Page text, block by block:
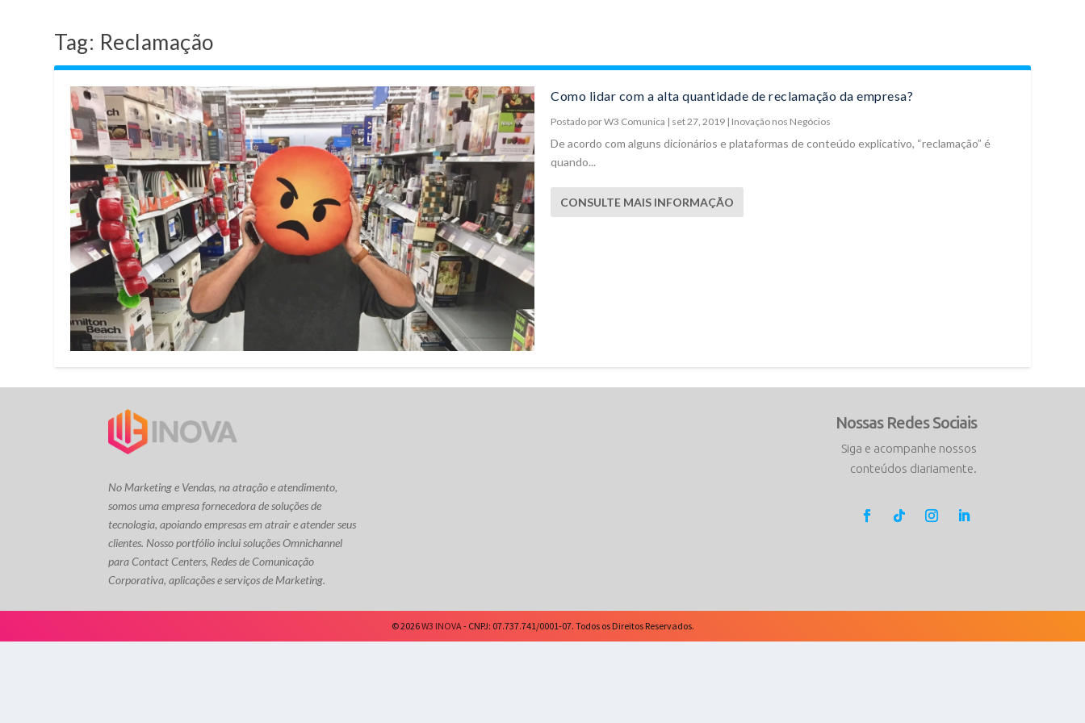
Tag: Reclamação
Como lidar com a alta quantidade de reclamação da empresa?
Postado porW3 Comunica | set 27, 2019 | Inovação nos Negócios
De acordo com alguns dicionários e plataformas de conteúdo explicativo, “reclamação” é
quando...
CONSULTE MAIS INFORMAÇÃO
No Marketing e Vendas, na atração e atendimento,
somos uma empresa fornecedora de soluções de
tecnologia, apoiando empresas em atrair e atender seus
clientes. Nosso portfólio inclui soluções Omnichannel
para Contact Centers, Redes de Comunicação
Corporativa, aplicações e serviços de Marketing.
Nossas Redes Sociais
Siga e acompanhe nossos
conteúdos diariamente.
© 2026W3 INOVA- CNPJ: 07.737.741/0001-07. Todos os Direitos Reservados.